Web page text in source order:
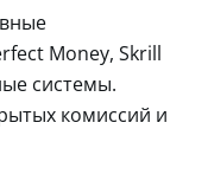
Money, Skrill
системы.
комиссий и